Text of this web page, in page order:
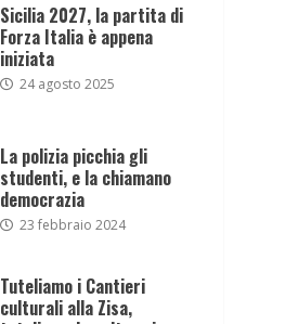
Sicilia 2027, la partita di
Forza Italia è appena
iniziata
24 agosto 2025
La polizia picchia gli
studenti, e la chiamano
democrazia
23 febbraio 2024
Tuteliamo i Cantieri
culturali alla Zisa,